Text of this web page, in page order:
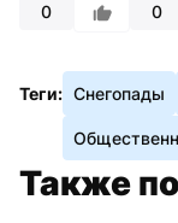
0 0
Теги: Снегопады
Также